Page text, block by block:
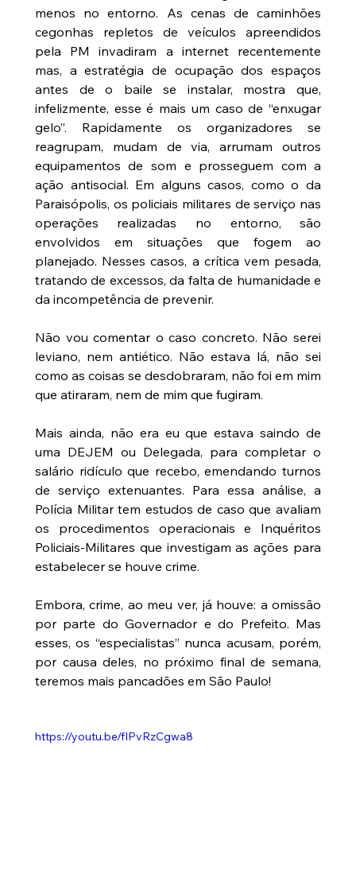
menos no entorno. As cenas de caminhões
cegonhas repletos de veículos apreendidos
pela PM invadiram a internet recentemente
mas, a estratégia de ocupação dos espaços
antes de o baile se instalar, mostra que,
infelizmente, esse é mais um caso de “enxugar
gelo”. Rapidamente os organizadores se
reagrupam, mudam de via, arrumam outros
equipamentos de som e prosseguem com a
ação antisocial. Em alguns casos, como o da
Paraisópolis, os policiais militares de serviço nas
operações realizadas no entorno, são
envolvidos em situações que fogem ao
planejado. Nesses casos, a crítica vem pesada,
tratando de excessos, da falta de humanidade e
da incompetência de prevenir.
Não vou comentar o caso concreto. Não serei
leviano, nem antiético. Não estava lá, não sei
como as coisas se desdobraram, não foi em mim
que atiraram, nem de mim que fugiram.
Mais ainda, não era eu que estava saindo de
uma DEJEM ou Delegada, para completar o
salário ridículo que recebo, emendando turnos
de serviço extenuantes. Para essa análise, a
Polícia Militar tem estudos de caso que avaliam
os procedimentos operacionais e Inquéritos
Policiais-Militares que investigam as ações para
estabelecer se houve crime.
Embora, crime, ao meu ver, já houve: a omissão
por parte do Governador e do Prefeito. Mas
esses, os “especialistas” nunca acusam, porém,
por causa deles, no próximo final de semana,
teremos mais pancadões em São Paulo!
https://youtu.be/fIPvRzCgwa8